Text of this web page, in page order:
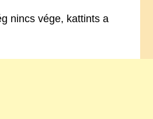
nincs vége, kattints a